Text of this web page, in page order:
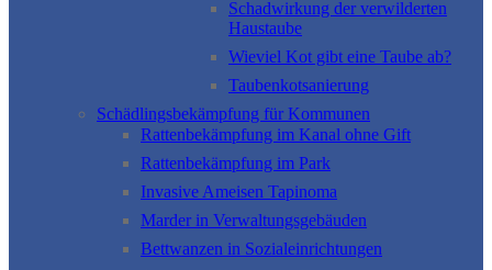
Schadwirkung der verwilderten
Haustaube
Wieviel Kot gibt eine Taube ab?
Taubenkotsanierung
Schädlingsbekämpfung für Kommunen
Rattenbekämpfung im Kanal ohne Gift
Rattenbekämpfung im Park
Invasive Ameisen Tapinoma
Marder in Verwaltungsgebäuden
Bettwanzen in Sozialeinrichtungen